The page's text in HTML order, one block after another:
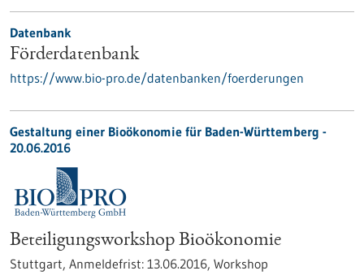
Datenbank
Förderdatenbank
https://www.bio-pro.de/datenbanken/foerderungen
Gestaltung einer Bioökonomie für Baden-Württemberg -
20.06.2016
Beteiligungsworkshop Bioökonomie
Stuttgart, Anmeldefrist: 13.06.2016, Workshop